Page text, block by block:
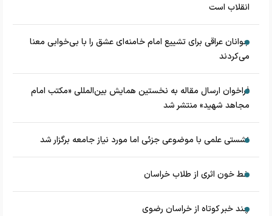
انقلاب است
جوانان عراقی برای تشییع امام خامنه‌ای عشق را با بی‌خوابی معنا
می‌کردند
فراخوان ارسال مقاله به نخستین همایش بین‌المللی «مکتب امام
مجاهد شهید» منتشر شد
نشستی علمی با موضوعی جزئی اما مورد نیاز جامعه برگزار شد
خط خون اثری از طلاب خراسان
چند خبر کوتاه از خراسان رضوی